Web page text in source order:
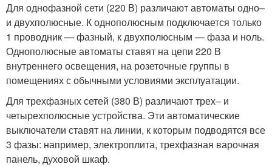
Для однофазной сети (220 В) различают автоматы одно–
и двухполюсные. К однополюсным подключается только
1 проводник — фазный, к двухполюсным — фаза и ноль.
Однополюсные автоматы ставят на цепи 220 В
внутреннего освещения, на розеточные группы в
помещениях с обычными условиями эксплуатации.
Для трехфазных сетей (380 В) различают трех– и
четырехполюсные устройства. Эти автоматические
выключатели ставят на линии, к которым подводятся все
3 фазы: например, электроплита, трехфазная варочная
панель, духовой шкаф.